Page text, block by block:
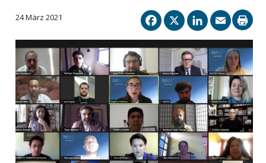
24 März 2021 Facebook
X